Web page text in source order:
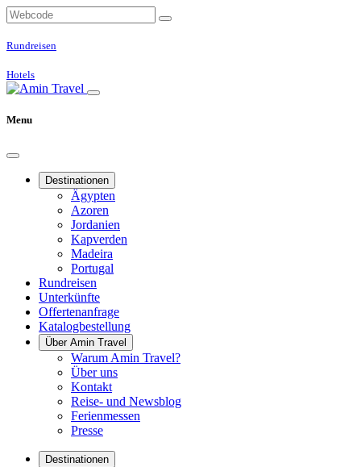
Rundreisen
Hotels
Menu
Destinationen
Ägypten
Azoren
Jordanien
Kapverden
Madeira
Portugal
Rundreisen
Unterkünfte
Offertenanfrage
Katalogbestellung
Über Amin Travel
Warum Amin Travel?
Über uns
Kontakt
Reise- und Newsblog
Ferienmessen
Presse
Destinationen